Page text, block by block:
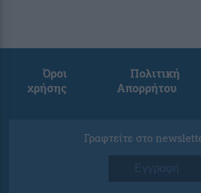
Όροι
χρήσης
Πολιτική
Απορρήτου
Γραφτείτε στο
Εγγραφή